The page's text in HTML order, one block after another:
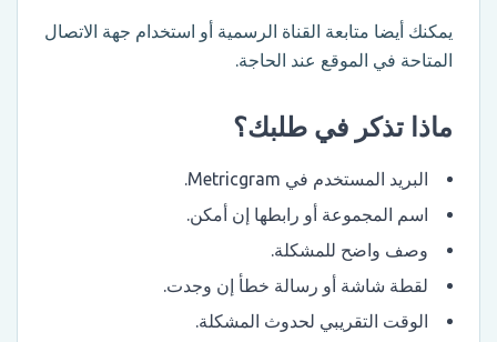
يمكنك أيضا متابعة القناة الرسمية أو استخدام جهة الاتصال
المتاحة في الموقع عند الحاجة.
ماذا تذكر في طلبك؟
البريد المستخدم في Metricgram.
اسم المجموعة أو رابطها إن أمكن.
وصف واضح للمشكلة.
لقطة شاشة أو رسالة خطأ إن وجدت.
الوقت التقريبي لحدوث المشكلة.